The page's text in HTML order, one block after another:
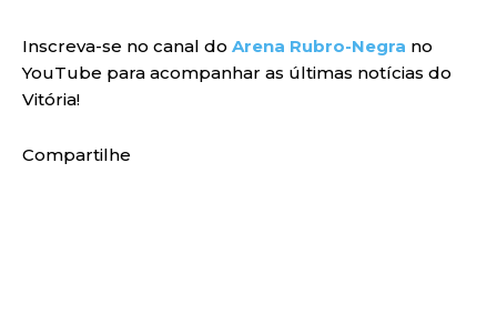
Inscreva-se no canal do Arena Rubro-Negra no
YouTube para acompanhar as últimas notícias do
Vitória!
Compartilhe